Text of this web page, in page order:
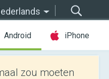
Android iPhone
zou moeten